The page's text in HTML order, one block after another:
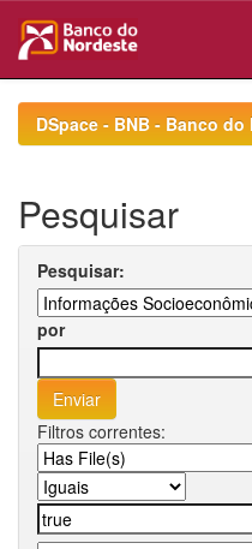
navigationDSpace - BNB - Banco
Pesquisar
Pesquisar:
por
Filtros correntes: